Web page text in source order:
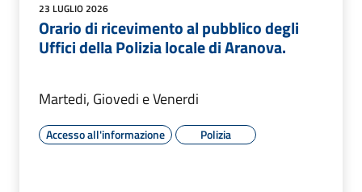
23 LUGLIO 2026
Orario di ricevimento al pubblico degli
Uffici della Polizia locale di Aranova.
Martedi, Giovedi e Venerdi
Accesso all'informazione Polizia